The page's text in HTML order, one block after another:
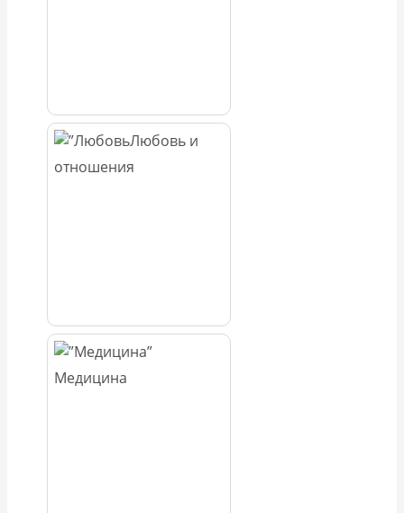
Любовь и
отношения
Медицина